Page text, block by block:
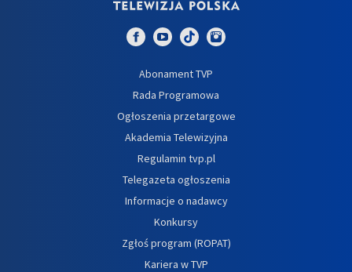
Abonament TVP
Rada Programowa
Ogłoszenia przetargowe
Akademia Telewizyjna
Regulamin tvp.pl
Telegazeta ogłoszenia
Informacje o nadawcy
Konkursy
Zgłoś program (ROPAT)
Kariera w TVP